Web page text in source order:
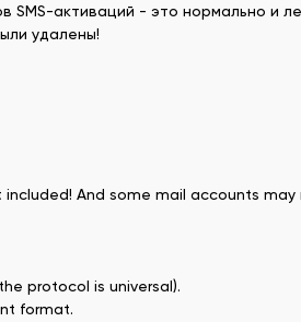
активаций - это нормально и
удалены!
And some mail accounts may
protocol is universal).
format.